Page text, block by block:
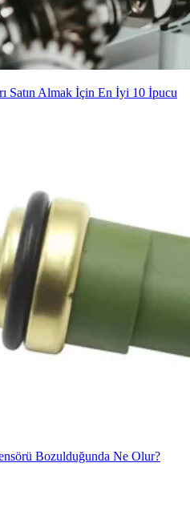
Satın Almak İçin En İyi 10 İpucu
Bozulduğunda Ne Olur?